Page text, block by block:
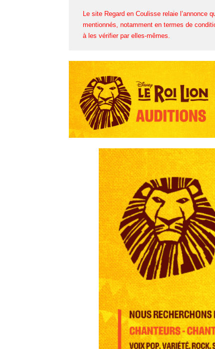
Le site Regard en Coulisse relaie l’annonce
mentionnés, notamment en termes de
à les vérifier par elles-mêmes.